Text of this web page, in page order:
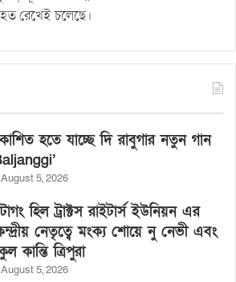
রেখেই চলেছে।
হতে যাচ্ছে দি রাবুগার নতুন গান
August 5, 2026
হিল ট্রাক্টস রাইটার্স ইউনিয়ন এর
নেতৃত্বে মংক্য শোয়ে নু নেভী এবং
কান্তি ত্রিপুরা
August 5, 2026